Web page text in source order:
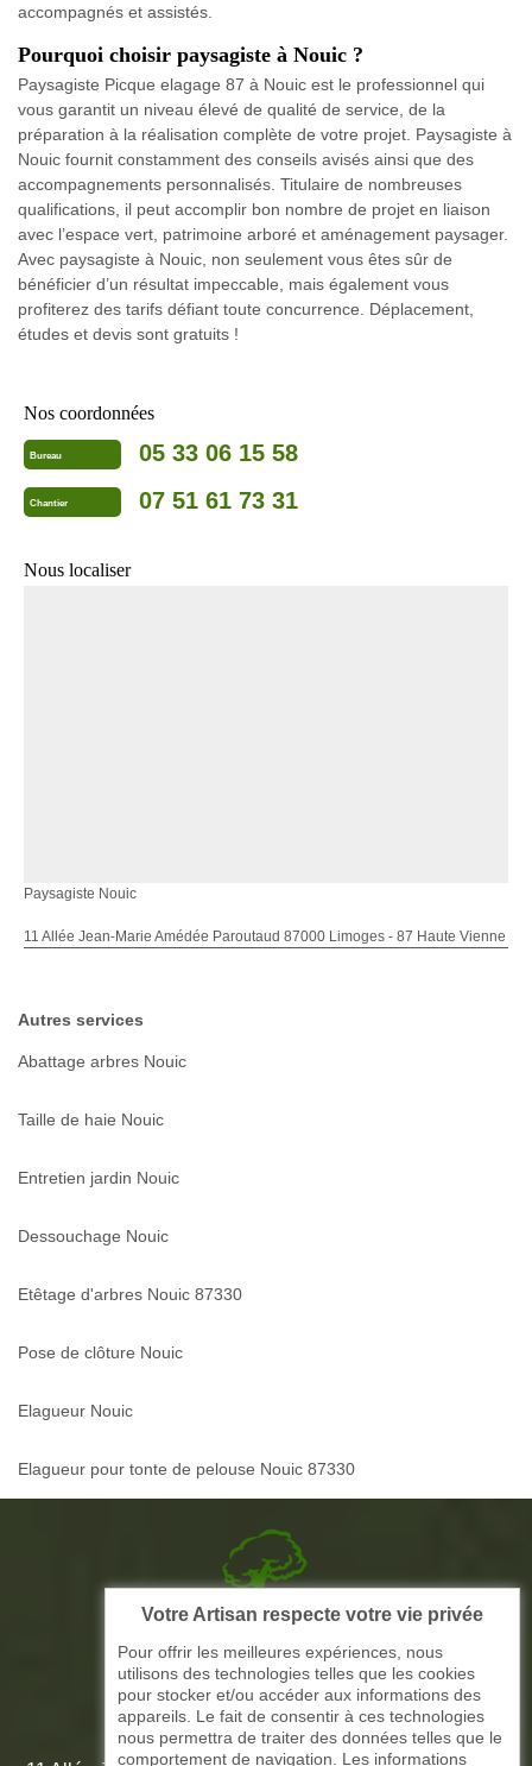
accompagnés et assistés.
Pourquoi choisir paysagiste à Nouic ?
Paysagiste Picque elagage 87 à Nouic est le professionnel qui
vous garantit un niveau élevé de qualité de service, de la
préparation à la réalisation complète de votre projet. Paysagiste à
Nouic fournit constamment des conseils avisés ainsi que des
accompagnements personnalisés. Titulaire de nombreuses
qualifications, il peut accomplir bon nombre de projet en liaison
avec l’espace vert, patrimoine arboré et aménagement paysager.
Avec paysagiste à Nouic, non seulement vous êtes sûr de
bénéficier d’un résultat impeccable, mais également vous
profiterez des tarifs défiant toute concurrence. Déplacement,
études et devis sont gratuits !
Nos coordonnées
Bureau 05 33 06 15 58
Chantier 07 51 61 73 31
Nous localiser
Paysagiste Nouic
11 Allée Jean-Marie Amédée Paroutaud 87000 Limoges - 87 Haute Vienne
Autres services
Abattage arbres Nouic
Taille de haie Nouic
Entretien jardin Nouic
Dessouchage Nouic
Etêtage d'arbres Nouic 87330
Pose de clôture Nouic
Elagueur Nouic
Elagueur pour tonte de pelouse Nouic 87330
Picque elagage 87
ARTISAN ELAGAGE ET PAYSAGISTE
Votre Artisan respecte votre vie privée
Pour offrir les meilleures expériences, nous
utilisons des technologies telles que les cookies
pour stocker et/ou accéder aux informations des
appareils. Le fait de consentir à ces technologies
nous permettra de traiter des données telles que le
comportement de navigation. Les informations